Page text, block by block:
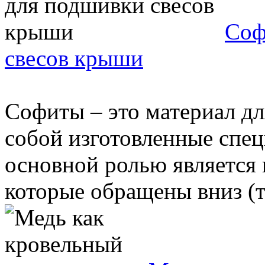
свесов крыши
Софиты – это материал
собой изготовленные
основной ролью
которые обращены вниз